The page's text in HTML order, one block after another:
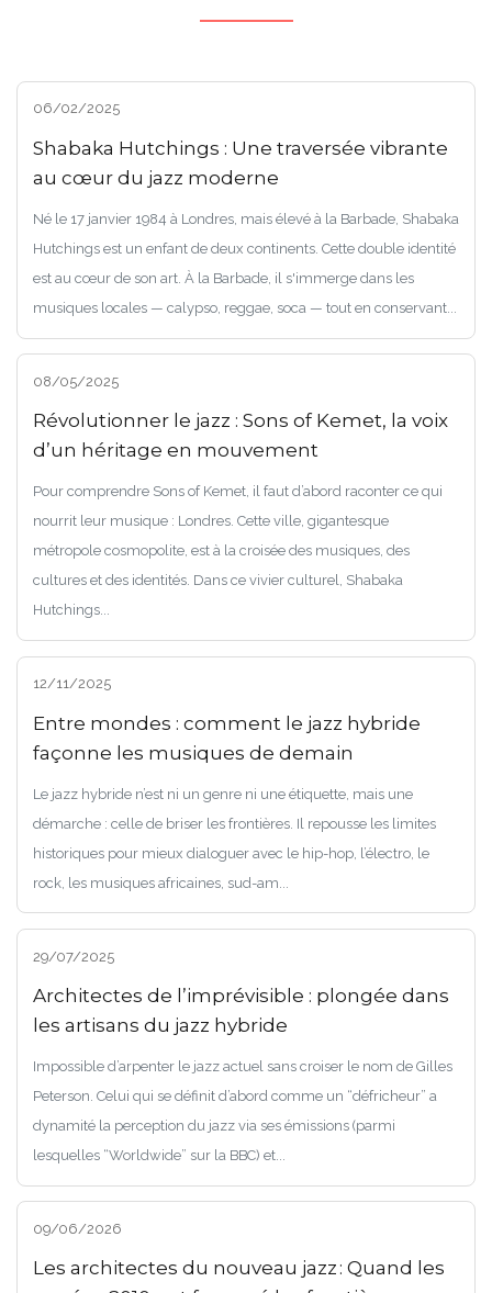
06/02/2025
Shabaka Hutchings : Une traversée vibrante
au cœur du jazz moderne
Né le 17 janvier 1984 à Londres, mais élevé à la Barbade, Shabaka
Hutchings est un enfant de deux continents. Cette double identité
est au cœur de son art. À la Barbade, il s'immerge dans les
musiques locales — calypso, reggae, soca — tout en conservant...
08/05/2025
Révolutionner le jazz : Sons of Kemet, la voix
d’un héritage en mouvement
Pour comprendre Sons of Kemet, il faut d’abord raconter ce qui
nourrit leur musique : Londres. Cette ville, gigantesque
métropole cosmopolite, est à la croisée des musiques, des
cultures et des identités. Dans ce vivier culturel, Shabaka
Hutchings...
12/11/2025
Entre mondes : comment le jazz hybride
façonne les musiques de demain
Le jazz hybride n’est ni un genre ni une étiquette, mais une
démarche : celle de briser les frontières. Il repousse les limites
historiques pour mieux dialoguer avec le hip-hop, l’électro, le
rock, les musiques africaines, sud-am...
29/07/2025
Architectes de l’imprévisible : plongée dans
les artisans du jazz hybride
Impossible d’arpenter le jazz actuel sans croiser le nom de Gilles
Peterson. Celui qui se définit d’abord comme un “défricheur” a
dynamité la perception du jazz via ses émissions (parmi
lesquelles “Worldwide” sur la BBC) et...
09/06/2026
Les architectes du nouveau jazz : Quand les